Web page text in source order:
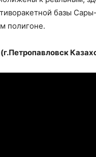
базы
полигоне.